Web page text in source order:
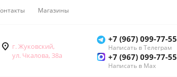
Магазины
г. Жуковский,
ул. Чкалова, 38а
+7 (967) 099-77-55
Написать в Телеграм
+7 (967) 099-77-55
Написать в Мах